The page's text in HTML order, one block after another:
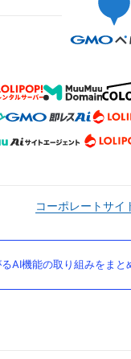
コーポレートサイ
AI機能の取り組みをまと